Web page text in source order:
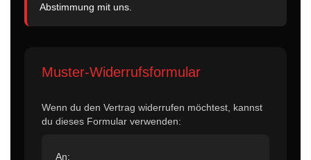
Abstimmung mit uns.
Muster-Widerrufsformular
Wenn du den Vertrag widerrufen möchtest, kannst
du dieses Formular verwenden:
An: